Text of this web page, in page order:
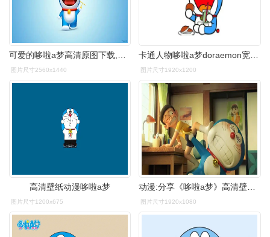
可爱的哆啦a梦高清原图下载,可爱的哆啦a梦,高清图片,壁纸,动漫-桌面
图片尺寸2560x1440
卡通人物哆啦a梦doraemon宽屏壁纸哆啦a梦童年叮当猫卡通人物doraemon
图片尺寸1920x1200
高清壁纸动漫哆啦a梦
图片尺寸1200x675 图片尺寸1920x1080